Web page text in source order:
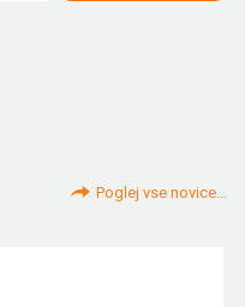
Poglej vse novice...